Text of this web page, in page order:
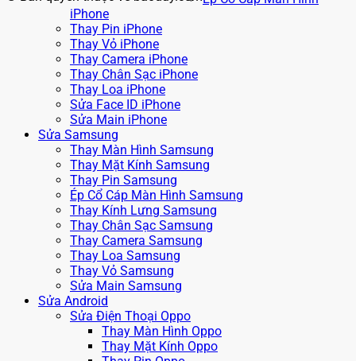
iPhone
Thay Pin iPhone
Thay Vỏ iPhone
Thay Camera iPhone
Thay Chân Sạc iPhone
Thay Loa iPhone
Sửa Face ID iPhone
Sửa Main iPhone
Sửa Samsung
Thay Màn Hình Samsung
Thay Mặt Kính Samsung
Thay Pin Samsung
Ép Cổ Cáp Màn Hình Samsung
Thay Kính Lưng Samsung
Thay Chân Sạc Samsung
Thay Camera Samsung
Thay Loa Samsung
Thay Vỏ Samsung
Sửa Main Samsung
Sửa Android
Sửa Điện Thoại Oppo
Thay Màn Hình Oppo
Thay Mặt Kính Oppo